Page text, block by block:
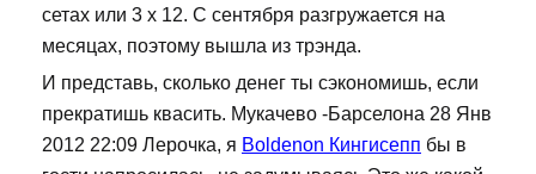
сетах или 3 х 12. С сентября разгружается на
месяцах, поэтому вышла из трэнда.
И представь, сколько денег ты сэкономишь, если
прекратишь квасить. Мукачево -Барселона 28 Янв
2012 22:09 Лерочка, я Boldenon Кингисепп бы в